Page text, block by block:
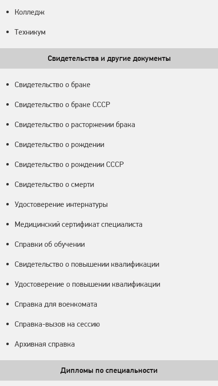
Колледж
Техникум
Свидетельства и другие документы
Свидетельство о браке
Свидетельство о браке СССР
Свидетельство о расторжении брака
Свидетельство о рождении
Свидетельство о рождении СССР
Свидетельство о смерти
Удостоверение интернатуры
Медицинский сертификат специалиста
Справки об обучении
Свидетельство о повышении квалификации
Удостоверение о повышении квалификации
Справка для военкомата
Справка-вызов на сессию
Архивная справка
Дипломы по специальности